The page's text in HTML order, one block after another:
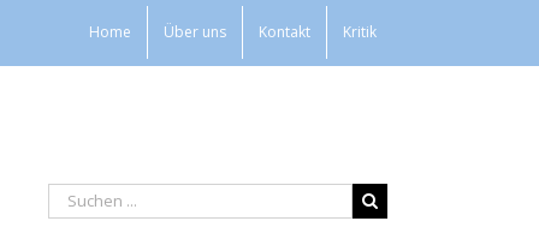
Home Über uns Kontakt Kritik